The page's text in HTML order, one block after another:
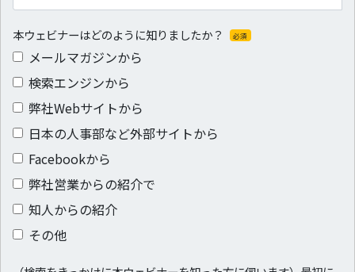
本ウェビナーはどのように知りましたか？ 必須
メールマガジンから
検索エンジンから
弊社Webサイトから
日本の人事部など外部サイトから
Facebookから
弊社営業からの紹介で
知人からの紹介
その他